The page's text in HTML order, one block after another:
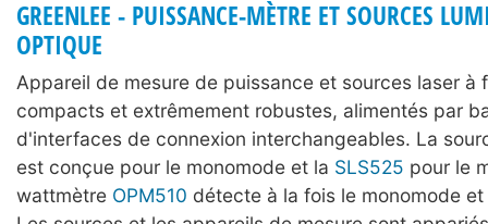
GREENLEE - PUISSANCE-MÈTRE ET SOURCES
OPTIQUE
Appareil de mesure de puissance et sources laser à
compacts et extrêmement robustes, alimentés par
d'interfaces de connexion interchangeables. La
est conçue pour le monomode et la SLS525 pour le
wattmètre OPM510 détecte à la fois le monomode